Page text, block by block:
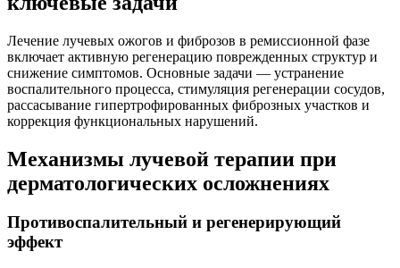
Лечение лучевых ожогов и фиброзов в ремиссионной фазе
включает активную регенерацию поврежденных структур и
снижение симптомов. Основные задачи — устранение
воспалительного процесса, стимуляция регенерации сосудов,
рассасывание гипертрофированных фиброзных участков и
коррекция функциональных нарушений.
Механизмы лучевой терапии при
дерматологических осложнениях
Противоспалительный и регенерирующий
эффект